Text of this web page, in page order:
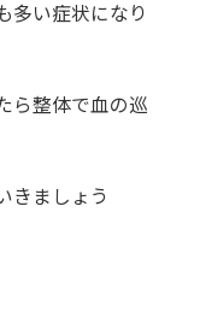
多い症状になり
ら整体で血の巡
きましょう